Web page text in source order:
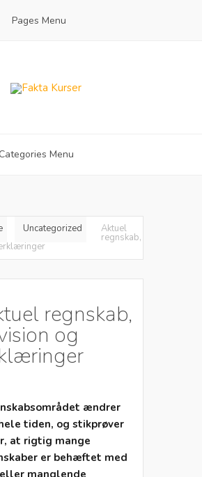
Pages Menu
Categories Menu
Uncategorized Aktuel
regnskab,
regnskab,
og
ændrer
tiden, og stikprøver
at rigtig mange
er behæftet med
manglende